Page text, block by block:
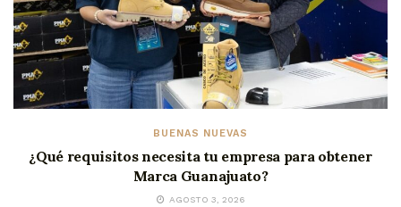
BUENAS NUEVAS
¿Qué requisitos necesita tu empresa para obtener
Marca Guanajuato?
AGOSTO 3, 2026